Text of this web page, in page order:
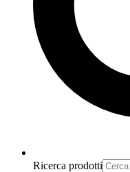
Ricerca prodotti